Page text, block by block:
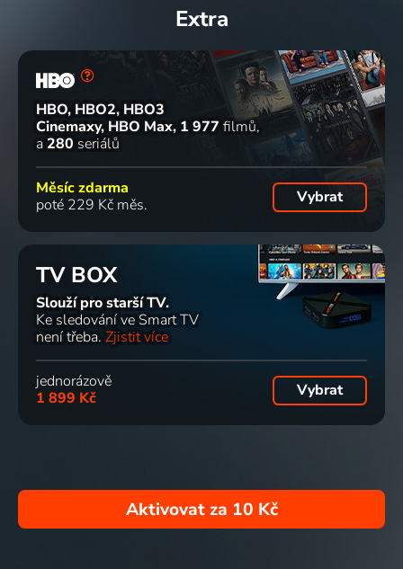
Extra
HBO, HBO2, HBO3
Cinemaxy, HBO Max 1 977 filmů
a 280 seriálů
Měsíc zdarma
poté 229 Kč měs.
Vybrat
TV BOX
Slouží pro starší TV.
Ke sledování ve Smart TV
není třeba. Zjistit více
jednorázově
1 899 Kč
Vybrat
Aktivovat za 10 Kč